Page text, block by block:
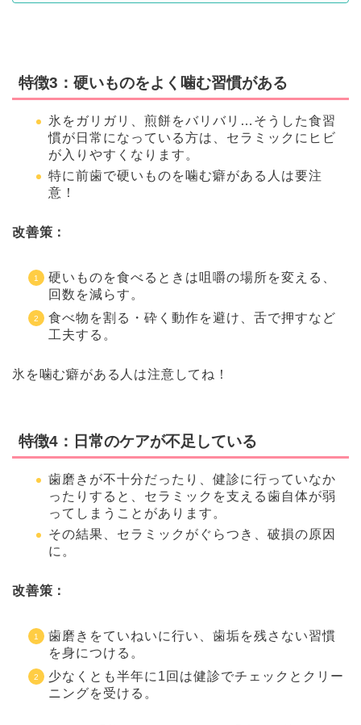
特徴3：硬いものをよく噛む習慣がある
氷をガリガリ、煎餅をバリバリ…そうした食習
慣が日常になっている方は、セラミックにヒビ
が入りやすくなります。
特に前歯で硬いものを噛む癖がある人は要注
意！
改善策：
硬いものを食べるときは咀嚼の場所を変える、
回数を減らす。
食べ物を割る・砕く動作を避け、舌で押すなど
工夫する。
氷を噛む癖がある人は注意してね！
特徴4：日常のケアが不足している
歯磨きが不十分だったり、健診に行っていなか
ったりすると、セラミックを支える歯自体が弱
ってしまうことがあります。
その結果、セラミックがぐらつき、破損の原因
に。
改善策：
歯磨きをていねいに行い、歯垢を残さない習慣
を身につける。
少なくとも半年に1回は健診でチェックとクリー
ニングを受ける。